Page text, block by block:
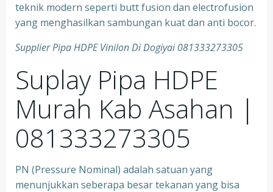
teknik modern seperti butt fusion dan electrofusion
yang menghasilkan sambungan kuat dan anti bocor.
Supplier Pipa HDPE Vinilon Di Dogiyai 081333273305
Suplay Pipa HDPE
Murah Kab Asahan |
081333273305
PN (Pressure Nominal) adalah satuan yang
menunjukkan seberapa besar tekanan yang bisa